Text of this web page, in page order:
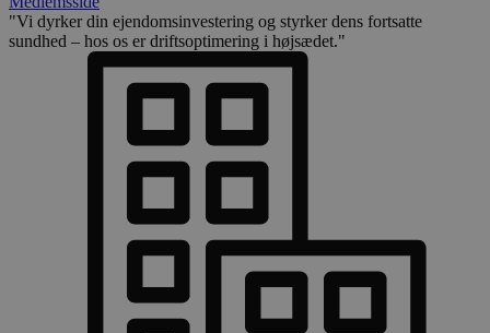
"Vi dyrker din ejendomsinvestering og styrker dens fortsatte
sundhed – hos os er driftsoptimering i højsædet."